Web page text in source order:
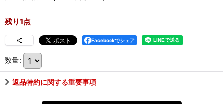
残り1点
Facebookでシェア
数量:
返品特約に関する重要事項